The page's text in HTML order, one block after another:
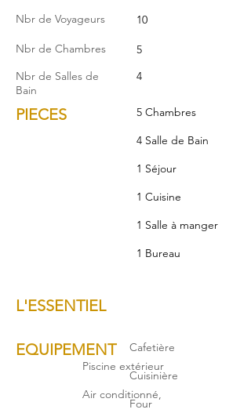
Nbr de Voyageurs
10
Nbr de Chambres
5
Nbr de Salles de
Bain
4
PIECES
5 Chambres
4 Salle de Bain
1 Séjour
1 Cuisine
1 Salle à manger
1 Bureau
L'ESSENTIEL
Cafetière
Cuisinière
Four
Piscine extérieur
Air conditionné,
EQUIPEMENT